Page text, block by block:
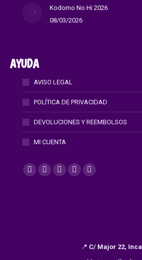
Kodomo No Hi 2026
08/03/2026
AYUDA
AVISO LEGAL
POLÍTICA DE PRIVACIDAD
DEVOLUCIONES Y REEMBOLSOS
MI CUENTA
Find us on:
Facebook
X
Instagram
Mail Whatsapp
📍 C/ Major 22, Inca